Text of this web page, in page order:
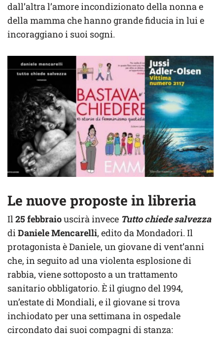
dall’altra l’amore incondizionato della nonna e
della mamma che hanno grande fiducia in lui e
incoraggiano i suoi sogni.
Le nuove proposte in libreria
Il 25 febbraiouscirà invece Tutto chiede salvezza
di Daniele Mencarelli, edito da Mondadori. Il
protagonista è Daniele, un giovane di vent’anni
che, in seguito ad una violenta esplosione di
rabbia, viene sottoposto a un trattamento
sanitario obbligatorio. È il giugno del 1994,
un’estate di Mondiali, e il giovane si trova
inchiodato per una settimana in ospedale
circondato dai suoi compagni di stanza: